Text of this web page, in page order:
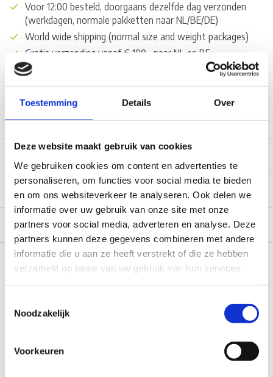
Toestemming Details Over
Deze website maakt gebruik van cookies
We gebruiken cookies om content en advertenties te
personaliseren, om functies voor social media te bieden
en om ons websiteverkeer te analyseren. Ook delen we
informatie over uw gebruik van onze site met onze
partners voor social media, adverteren en analyse. Deze
partners kunnen deze gegevens combineren met andere
informatie die u aan ze heeft verstrekt of die ze hebben
verzameld op basis van uw gebruik van hun services.
Noodzakelijk
Voorkeuren
Voor 12:00 besteld, doorgaans dezelfde dag verzonden
(werkdagen, normale pakketten naar NL/BE/DE)
World wide shipping (normal size and weight packages)
Gratis verzending vanaf € 100,- naar NL en BE
*Zeer grote magazijnvoorraad direct beschikbaar voor
verzending. Een deel van de artikelen op voorraad in de
winkel, mail ons voor de beschikbaarheid in de winkel:
service@camperhuis.nl
Specificaties
Reviews 0/10
Recent bekeken